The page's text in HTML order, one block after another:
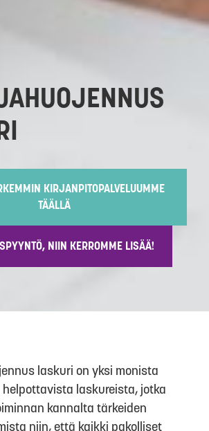
KIRJANPITOPALVELUUMME
TÄÄLLÄ
NIIN KERROMME LISÄÄ!
laskuri on yksi monista
laskureista, jotka
kannalta tärkeiden
niin, että kaikki pakolliset